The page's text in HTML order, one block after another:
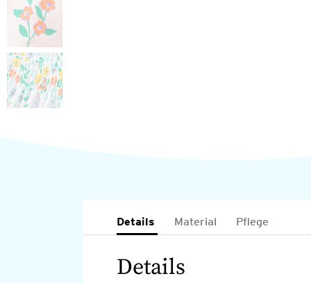
Details Material Pflege
Details